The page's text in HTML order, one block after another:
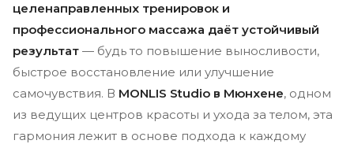
целенаправленных тренировок и
профессионального массажа даёт устойчивый
результат — будь то повышение выносливости,
быстрое восстановление или улучшение
самочувствия. В MONLIS Studio в Мюнхене, одном
из ведущих центров красоты и ухода за телом, эта
гармония лежит в основе подхода к каждому